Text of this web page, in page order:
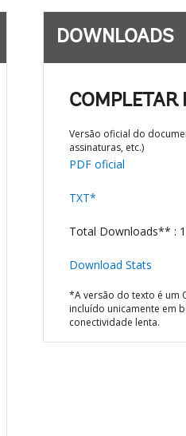
DOWNLOADS
COMPLETAR
Versão oficial do
assinaturas, etc.)
PDF oficial
TXT*
Total Downloads** :
Download Stats
*A versão do texto é um
incluído unicamente em
conectividade lenta.